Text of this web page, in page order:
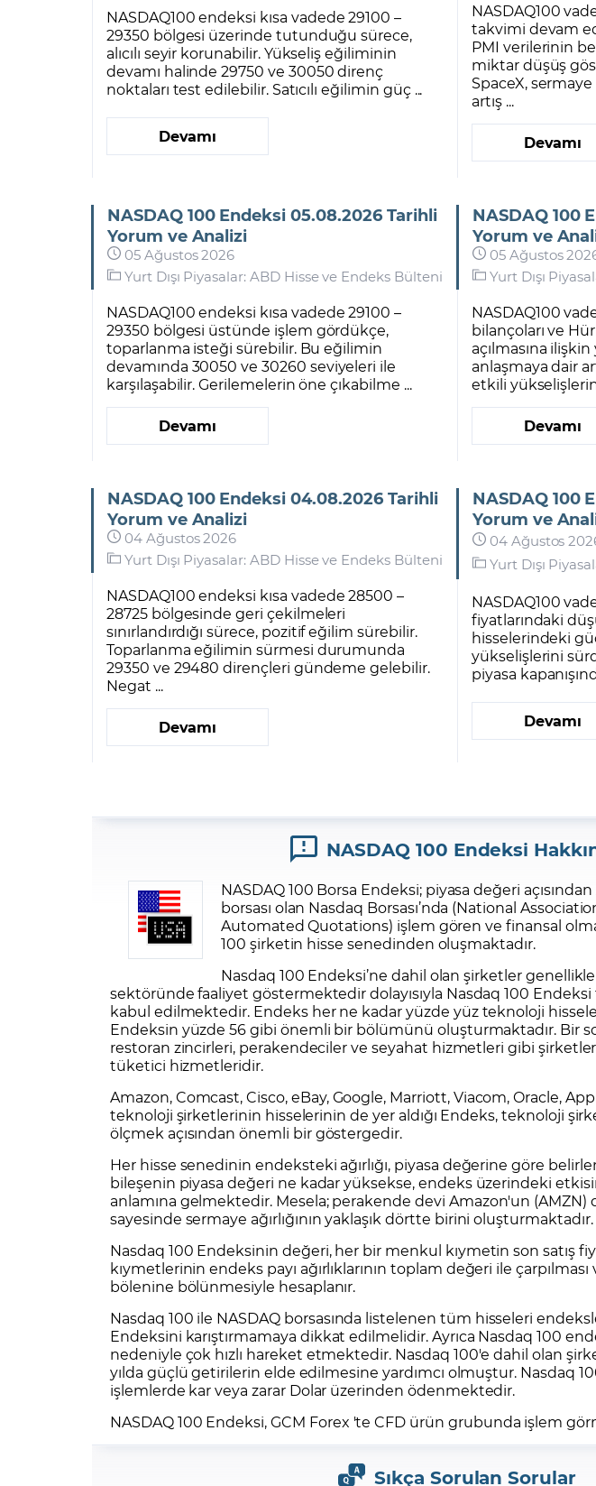
NASDAQ100 endeksi kısa vadede 29100 –
29350 bölgesi üzerinde tutunduğu sürece,
alıcılı seyir korunabilir. Yükseliş eğiliminin
devamı halinde 29750 ve 30050 direnç
noktaları test edilebilir. Satıcılı eğilimin güç ...
Devamı
NASDAQ100
takvimi devam
PMI verilerinin
miktar düşüş
SpaceX,
artış ...
Devamı
NASDAQ 100 Endeksi 05.08.2026 Tarihli
Yorum ve Analizi
05 Ağustos 2026
Yurt Dışı Piyasalar: ABD Hisse ve Endeks Bülteni
NASDAQ100 endeksi kısa vadede 29100 –
29350 bölgesi üstünde işlem gördükçe,
toparlanma isteği sürebilir. Bu eğilimin
devamında 30050 ve 30260 seviyeleri ile
karşılaşabilir. Gerilemelerin öne çıkabilme ...
Devamı
NASDAQ 100
Yorum ve
05 Ağustos
Yurt Dışı
NASDAQ100
bilançoları ve
açılmasına
anlaşmaya dair
etkili
Devamı
NASDAQ 100 Endeksi 04.08.2026 Tarihli
Yorum ve Analizi
04 Ağustos 2026
Yurt Dışı Piyasalar: ABD Hisse ve Endeks Bülteni
NASDAQ100 endeksi kısa vadede 28500 –
28725 bölgesinde geri çekilmeleri
sınırlandırdığı sürece, pozitif eğilim sürebilir.
Toparlanma eğilimin sürmesi durumunda
29350 ve 29480 dirençleri gündeme gelebilir.
Negat ...
Devamı
NASDAQ 100
Yorum ve
04 Ağustos
Yurt Dışı
NASDAQ100
fiyatlarındaki
hisselerindeki
yükselişlerini
piyasa
Devamı
NASDAQ 100 Endeksi
NASDAQ 100 Borsa Endeksi; piyasa değeri
borsası olan Nasdaq Borsası’nda (National
Automated Quotations) işlem gören ve finansal
100 şirketin hisse senedinden oluşmaktadır.
Nasdaq 100 Endeksi’ne dahil olan şirketler
sektöründe faaliyet göstermektedir dolayısıyla Nasdaq 100 Endeksi
kabul edilmektedir. Endeks her ne kadar yüzde yüz teknoloji
Endeksin yüzde 56 gibi önemli bir bölümünü oluşturmaktadır. Bir
restoran zincirleri, perakendeciler ve seyahat hizmetleri gibi
tüketici hizmetleridir.
Amazon,Comcast,Cisco,eBay,Google, Marriott, Viacom,Oracle,
teknoloji şirketlerinin hisselerinin de yer aldığı Endeks, teknoloji
ölçmek açısından önemli bir göstergedir.
Her hisse senedinin endeksteki ağırlığı, piyasa değerine göre
bileşenin piyasa değeri ne kadar yüksekse, endeks üzerindeki
anlamına gelmektedir. Mesela; perakende devi Amazon'un
sayesinde sermaye ağırlığının yaklaşık dörtte birini oluşturmaktadır.
Nasdaq 100 Endeksinin değeri, her bir menkul kıymetin son satış
kıymetlerinin endeks payı ağırlıklarının toplam değeri ile
bölenine bölünmesiyle hesaplanır.
Nasdaq 100 ile NASDAQ borsasında listelenen tüm hisseleri
Endeksini karıştırmamaya dikkat edilmelidir. Ayrıca Nasdaq 100
nedeniyle çok hızlı hareket etmektedir. Nasdaq 100'e dahil olan
yılda güçlü getirilerin elde edilmesine yardımcı olmuştur. Nasdaq
işlemlerde kar veya zarar Dolar üzerinden ödenmektedir.
NASDAQ 100 Endeksi,GCM Forex 'teCFD ürün grubunda işlem
Sıkça Sorulan Sorular